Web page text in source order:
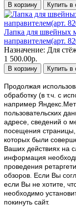
В корзину Купить в
Лапка для швейных
направителем(арт.
Назначение: Для
1 500.00р.
В корзину Купить в
Продолжая
обработку (в т.ч. с
например
пользовательских
адресе, сведений о
посещения страницы,
которых были
Ваших действиях на
информация
проведения
обзоров. Если Вы
если Вы не хотите,
необходимо
покинуть сайт.